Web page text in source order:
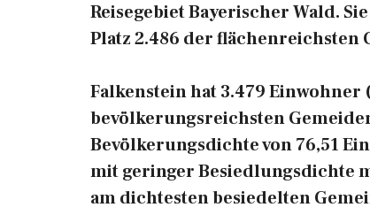
Reisegebiet Bayerischer Wald.
Platz 2.486 der flächenreichsten
Falkenstein hat 3.479 Einwohner
bevölkerungsreichsten
Bevölkerungsdichte von 76,51
mit geringer Besiedlungsdichte
am dichtesten besiedelten